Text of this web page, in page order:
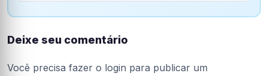
Deixe seu comentário
Você precisa fazer o login para publicar um